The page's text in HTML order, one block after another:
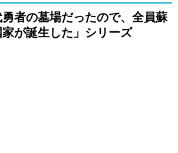
勇者の墓場だったので、全員蘇
が誕生した」シリーズ